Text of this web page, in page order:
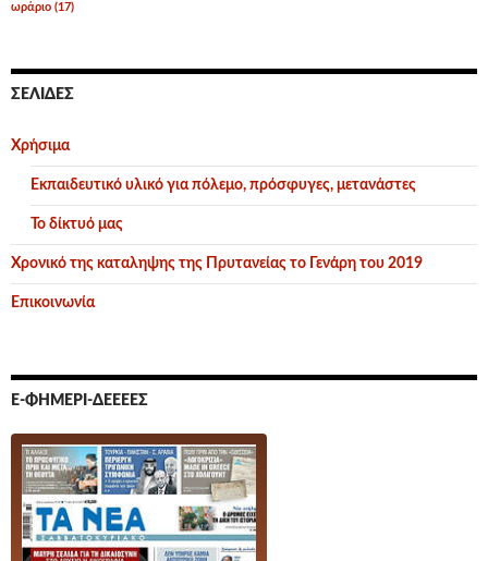
ωράριο (17)
ΣΕΛΊΔΕΣ
Χρήσιμα
Εκπαιδευτικό υλικό για πόλεμο, πρόσφυγες, μετανάστες
Το δίκτυό μας
Χρονικό της καταληψης της Πρυτανείας το Γενάρη του 2019
Επικοινωνία
Ε-ΦΗΜΕΡΊ-ΔΕΕΕΕΣ